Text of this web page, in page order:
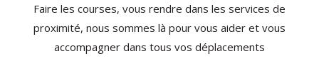
Faire les courses, vous rendre dans les services de
proximité, nous sommes là pour vous aider et vous
accompagner dans tous vos déplacements